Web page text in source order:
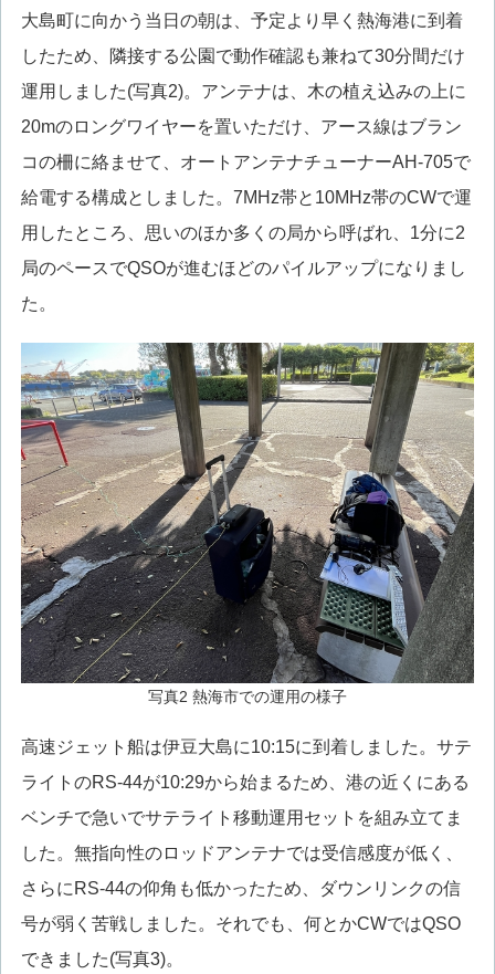
大島町に向かう当日の朝は、予定より早く熱海港に到着
したため、隣接する公園で動作確認も兼ねて30分間だけ
運用しました(写真2)。アンテナは、木の植え込みの上に
20mのロングワイヤーを置いただけ、アース線はブラン
コの柵に絡ませて、オートアンテナチューナーAH-705で
給電する構成としました。7MHz帯と10MHz帯のCWで運
用したところ、思いのほか多くの局から呼ばれ、1分に2
局のペースでQSOが進むほどのパイルアップになりまし
た。
写真2 熱海市での運用の様子
高速ジェット船は伊豆大島に10:15に到着しました。サテ
ライトのRS-44が10:29から始まるため、港の近くにある
ベンチで急いでサテライト移動運用セットを組み立てま
した。無指向性のロッドアンテナでは受信感度が低く、
さらにRS-44の仰角も低かったため、ダウンリンクの信
号が弱く苦戦しました。それでも、何とかCWではQSO
できました(写真3)。